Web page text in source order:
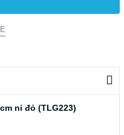
nỉ đỏ (TLG223)